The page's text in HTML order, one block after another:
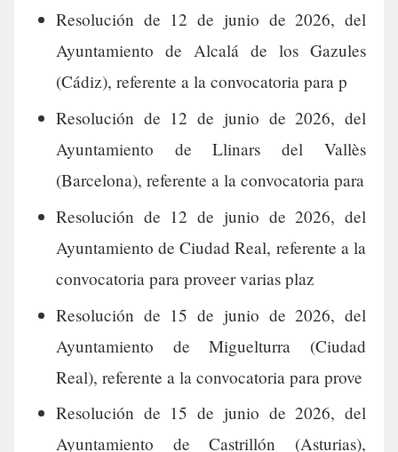
Resolución de 12 de junio de 2026, del
Ayuntamiento de Alcalá de los Gazules
(Cádiz), referente a la convocatoria para p
Resolución de 12 de junio de 2026, del
Ayuntamiento de Llinars del Vallès
(Barcelona), referente a la convocatoria para
Resolución de 12 de junio de 2026, del
Ayuntamiento de Ciudad Real, referente a la
convocatoria para proveer varias plaz
Resolución de 15 de junio de 2026, del
Ayuntamiento de Miguelturra (Ciudad
Real), referente a la convocatoria para prove
Resolución de 15 de junio de 2026, del
Ayuntamiento de Castrillón (Asturias),